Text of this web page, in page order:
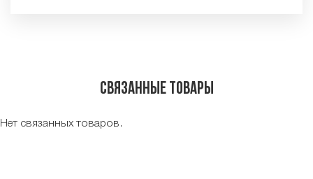
Связанные товары
Нет связанных товаров.